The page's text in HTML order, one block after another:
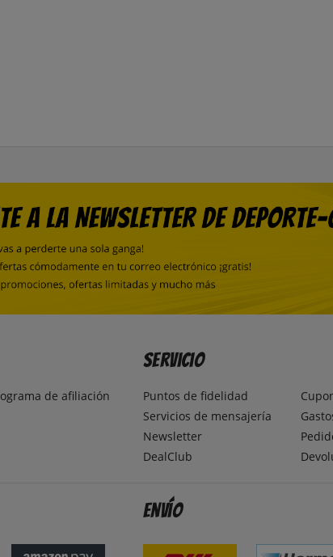
de afiliación
Servicio
Puntos de fidelidad
Servicios de mensajería
Newsletter
DealClub
Envío